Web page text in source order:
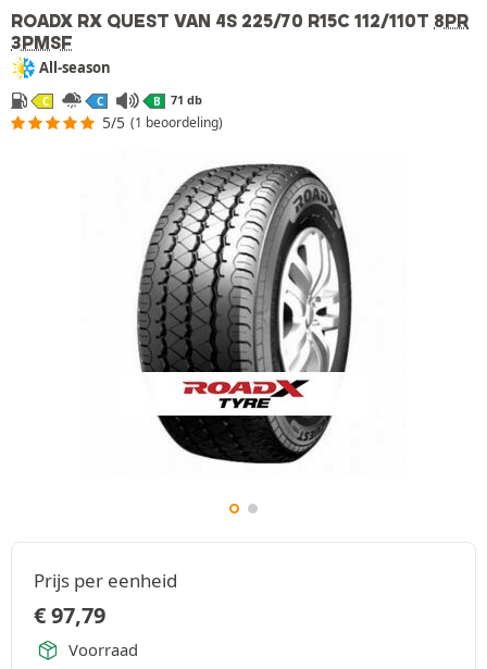
ROADX RX QUEST VAN 4S 225/70 R15C 112/110T 8PR
3PMSF
All-season
C C B 71 db
5/5 (1 beoordeling)
Prijs per eenheid
€97,79
Voorraad